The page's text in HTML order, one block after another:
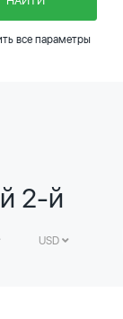
все параметры
2-й
USD